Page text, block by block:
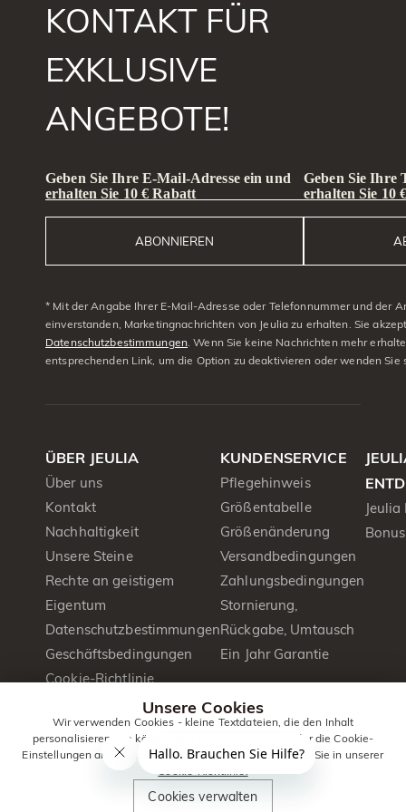
KONTAKT FÜR
EXKLUSIVE
ANGEBOTE!
Geben Sie Ihre E-Mail-Adresse ein und
erhalten Sie 10 € Rabatt
ABONNIEREN
Geben Sie Ihre
erhalten Sie 10
* Mit der Angabe Ihrer E-Mail-Adresse oder Telefonnummer und der
einverstanden, Marketingnachrichten von Jeulia zu erhalten. Sie
Datenschutzbestimmungen . Wenn Sie keine Nachrichten mehr
entsprechenden Link, um die Option zu deaktivieren oder wenden Sie
ÜBER JEULIA
Über uns
Kontakt
Nachhaltigkeit
Unsere Steine
Rechte an geistigem
Eigentum
Datenschutzbestimmungen
Geschäftsbedingungen
Cookie-Richtlinie
Produktbroschüre
KUNDENSERVICE
Pflegehinweis
Größentabelle
Größenänderung
Versandbedingungen
Zahlungsbedingungen
Stornierung,
Rückgabe, Umtausch
Ein Jahr Garantie
Jeulia
Jeulia
Jewelry
. Alle Rechte
vorbehalten.
Unsere Cookies
Wir verwenden Cookies - kleine Textdateien, die den Inhalt
personalisieren. Sie können alle Cookies zulassen oder die Cookie-
Einstellungen anpassen. Weitere Informationen erhalten Sie in unserer
Cookie-Richtlinie.
Cookies verwalten